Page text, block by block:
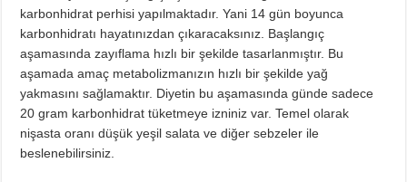
karbonhidrat perhisi yapılmaktadır. Yani 14 gün boyunca
karbonhidratı hayatınızdan çıkaracaksınız. Başlangıç
aşamasında zayıflama hızlı bir şekilde tasarlanmıştır. Bu
aşamada amaç metabolizmanızın hızlı bir şekilde yağ
yakmasını sağlamaktır. Diyetin bu aşamasında günde sadece
20 gram karbonhidrat tüketmeye izniniz var. Temel olarak
nişasta oranı düşük yeşil salata ve diğer sebzeler ile
beslenebilirsiniz.